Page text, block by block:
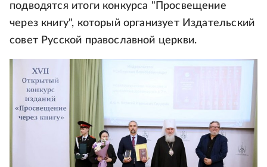
подводятся итоги конкурса "Просвещение
через книгу", который организует Издательский
совет Русской православной церкви.